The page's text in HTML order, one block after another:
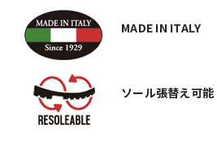
MADE IN ITALY
ソール張替え可能